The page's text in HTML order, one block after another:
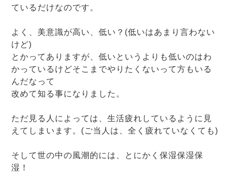
ているだけなのです。
よく、美意識が高い、低い？(低いはあまり言わない
けど)
とかってありますが、低いというよりも低いのはわ
かっているけどそこまでやりたくないって方もいる
んだなって
改めて知る事になりました。
ただ見る人によっては、生活疲れしているように見
えてしまいます。(ご当人は、全く疲れていなくても)
そして世の中の風潮的には、とにかく保湿保湿保
湿！